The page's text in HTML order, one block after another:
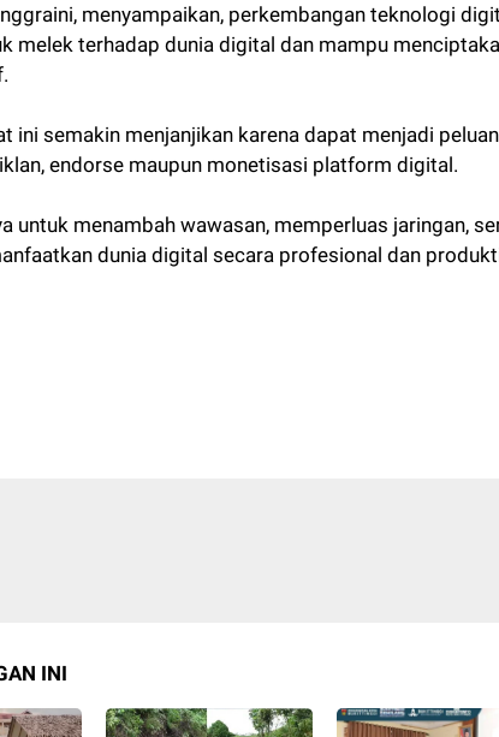
menyampaikan, perkembangan teknologi
melek terhadap dunia digital dan mampu
ini semakin menjanjikan karena dapat menjadi
endorse maupun monetisasi platform digital.
untuk menambah wawasan, memperluas jaringan,
dunia digital secara profesional dan
INI